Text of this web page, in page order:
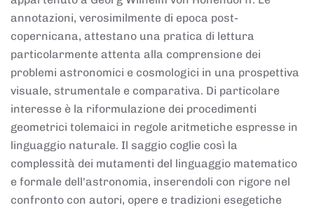
annotazioni, verosimilmente di epoca post-
copernicana, attestano una pratica di lettura
particolarmente attenta alla comprensione dei
problemi astronomici e cosmologici in una prospettiva
visuale, strumentale e comparativa. Di particolare
interesse è la riformulazione dei procedimenti
geometrici tolemaici in regole aritmetiche espresse in
linguaggio naturale. Il saggio coglie così la
complessità dei mutamenti del linguaggio matematico
e formale dell'astronomia, inserendoli con rigore nel
confronto con autori, opere e tradizioni esegetiche